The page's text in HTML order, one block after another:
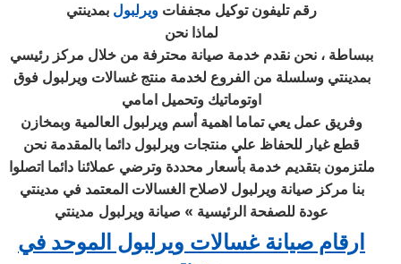
رقم تليفون توكيل مجففات ويرلبول بمدينتي
لماذا نحن
ببساطة ، نحن نقدم خدمة صيانة محترفة من خلال مركز رئيسي
بمدينتي وسلسلة من الفروع لخدمة منتج غسالات ويرلبول فوق
اوتوماتيك وتحميل امامي
وفريق عمل يعي تماما اهمية أسم ويرلبول العالمية وبمخازن
قطع غيار للحفاظ علي منتجات ويرلبول دائما بالمقدمة نحن
ملتزمون بتقديم خدمة بأسعار محددة وترضي عملائنا دائما اتصلوا
بنا مركز صيانة ويرلبول لاصلاح الغسالات المعتمد في مدينتي
عودة للصفحة الرئيسية » صيانة ويرلبول مدينتي
ارقام صيانة غسالات ويرلبول الموحد في